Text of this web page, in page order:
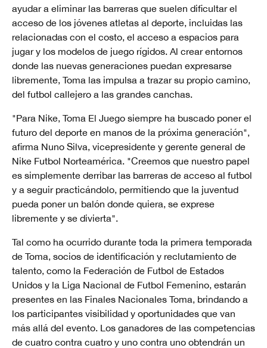
ayudar a eliminar las barreras que suelen dificultar el
acceso de los jóvenes atletas al deporte, incluidas las
relacionadas con el costo, el acceso a espacios para
jugar y los modelos de juego rígidos. Al crear entornos
donde las nuevas generaciones puedan expresarse
libremente, Toma las impulsa a trazar su propio camino,
del futbol callejero a las grandes canchas.
"Para Nike, Toma El Juego siempre ha buscado poner el
futuro del deporte en manos de la próxima generación",
afirma Nuno Silva, vicepresidente y gerente general de
Nike Futbol Norteamérica. "Creemos que nuestro papel
es simplemente derribar las barreras de acceso al futbol
y a seguir practicándolo, permitiendo que la juventud
pueda poner un balón donde quiera, se exprese
libremente y se divierta".
Tal como ha ocurrido durante toda la primera temporada
de Toma, socios de identificación y reclutamiento de
talento, como la Federación de Futbol de Estados
Unidos y la Liga Nacional de Futbol Femenino, estarán
presentes en las Finales Nacionales Toma, brindando a
los participantes visibilidad y oportunidades que van
más allá del evento. Los ganadores de las competencias
de cuatro contra cuatro y uno contra uno obtendrán un